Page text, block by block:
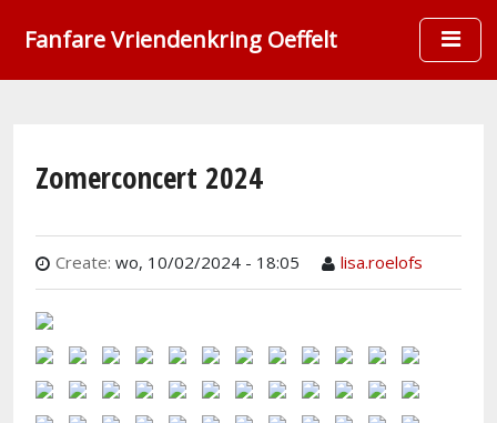
Fanfare Vriendenkring Oeffelt
Zomerconcert 2024
Create: wo, 10/02/2024 - 18:05 lisa.roelofs